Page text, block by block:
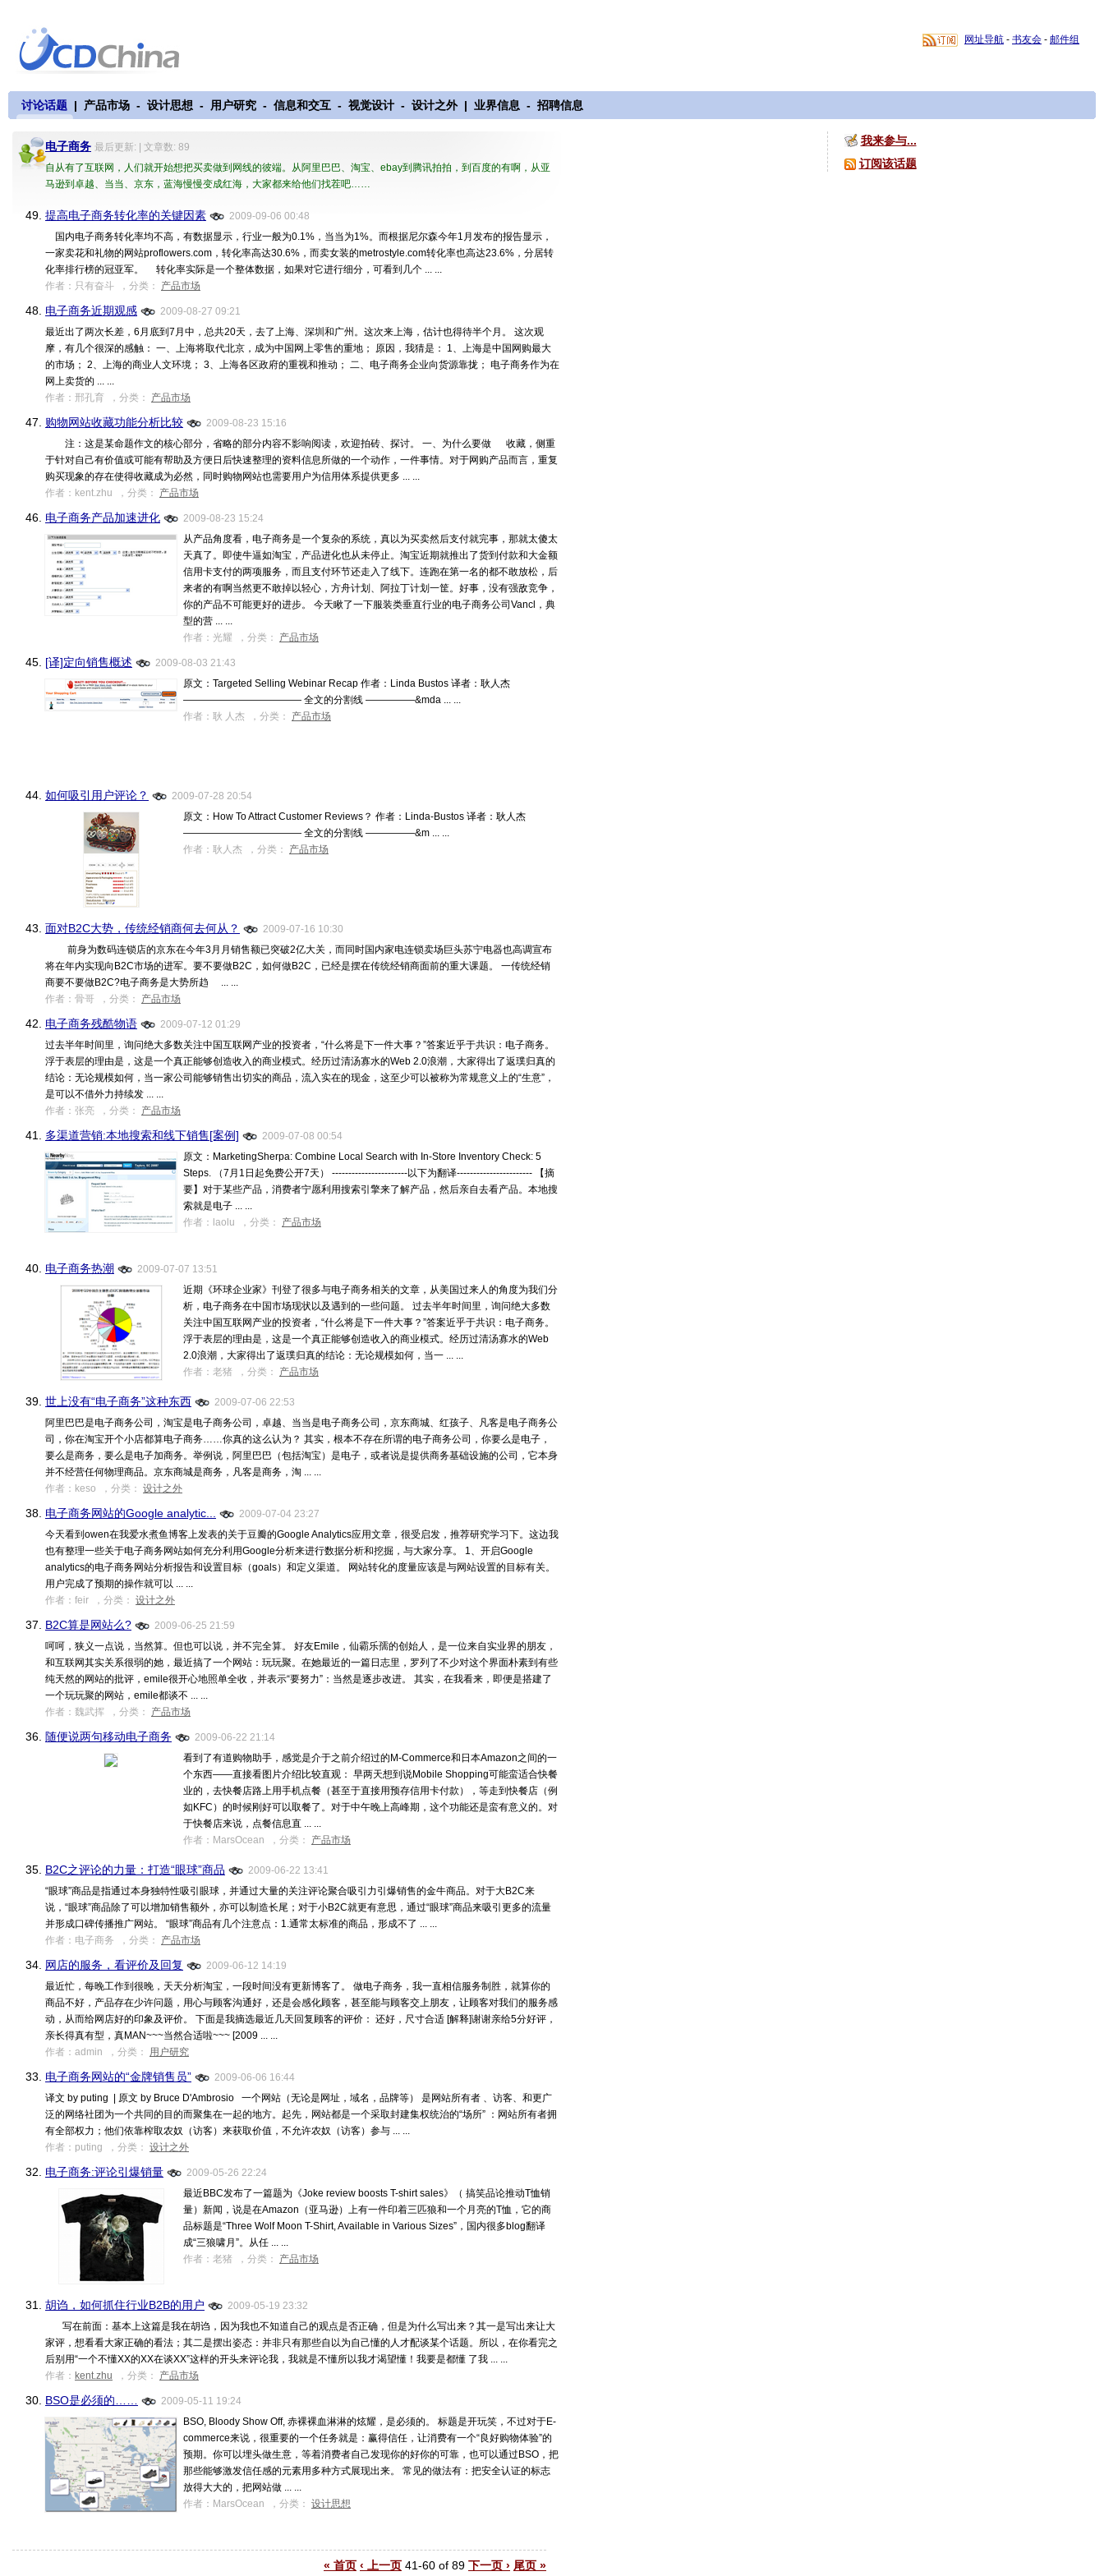
网址导航 - 书友会 - 邮件组
讨论话题 | 产品市场 - 设计思想 - 用户研究 - 信息和交互 - 视觉设计 - 设计之外 | 业界信息 - 招聘信息
电子商务 最后更新: | 文章数: 89
自从有了互联网，人们就开始想把买卖做到网线的彼端。从阿里巴巴、淘宝、ebay到腾讯拍拍，到百度的有啊，从亚
马逊到卓越、当当、京东，蓝海慢慢变成红海，大家都来给他们找茬吧……
49. 提高电子商务转化率的关键因素
2009-09-06 00:48
国内电子商务转化率均不高，有数据显示，行业一般为0.1%，当当为1%。而根据尼尔森今年1月发布的报告显示，
一家卖花和礼物的网站proflowers.com，转化率高达30.6%，而卖女装的metrostyle.com转化率也高达23.6%，分居转
化率排行榜的冠亚军。 转化率实际是一个整体数据，如果对它进行细分，可看到几个 ... ...
作者：只有奋斗 ，分类： 产品市场
48. 电子商务近期观感
2009-08-27 09:21
最近出了两次长差，6月底到7月中，总共20天，去了上海、深圳和广州。这次来上海，估计也得待半个月。 这次观
摩，有几个很深的感触： 一、上海将取代北京，成为中国网上零售的重地； 原因，我猜是： 1、上海是中国网购最大
的市场； 2、上海的商业人文环境； 3、上海各区政府的重视和推动； 二、电子商务企业向货源靠拢； 电子商务作为在
网上卖货的 ... ...
作者：邢孔育 ，分类： 产品市场
47. 购物网站收藏功能分析比较
2009-08-23 15:16
注：这是某命题作文的核心部分，省略的部分内容不影响阅读，欢迎拍砖、探讨。 一、为什么要做 收藏，侧重
于针对自己有价值或可能有帮助及方便日后快速整理的资料信息所做的一个动作，一件事情。对于网购产品而言，重复
购买现象的存在使得收藏成为必然，同时购物网站也需要用户为信用体系提供更多 ... ...
作者：kent.zhu ，分类： 产品市场
46. 电子商务产品加速进化
2009-08-23 15:24
从产品角度看，电子商务是一个复杂的系统，真以为买卖然后支付就完事，那就太傻太
天真了。即使牛逼如淘宝，产品进化也从未停止。淘宝近期就推出了货到付款和大金额
信用卡支付的两项服务，而且支付环节还走入了线下。连跑在第一名的都不敢放松，后
来者的有啊当然更不敢掉以轻心，方舟计划、阿拉丁计划一筐。好事，没有强敌竞争，
你的产品不可能更好的进步。 今天瞅了一下服装类垂直行业的电子商务公司Vancl，典
型的营 ... ...
作者：光耀 ，分类： 产品市场
45. [译]定向销售概述
2009-08-03 21:43
原文：Targeted Selling Webinar Recap 作者：Linda Bustos 译者：耿人杰
———————————— 全文的分割线 —————&mda ... ...
作者：耿 人杰 ，分类： 产品市场
44. 如何吸引用户评论？
2009-07-28 20:54
原文：How To Attract Customer Reviews？ 作者：Linda-Bustos 译者：耿人杰
———————————— 全文的分割线 —————&m ... ...
作者：耿人杰 ，分类： 产品市场
43. 面对B2C大势，传统经销商何去何从？
2009-07-16 10:30
前身为数码连锁店的京东在今年3月月销售额已突破2亿大关，而同时国内家电连锁卖场巨头苏宁电器也高调宣布
将在年内实现向B2C市场的进军。要不要做B2C，如何做B2C，已经是摆在传统经销商面前的重大课题。 一传统经销
商要不要做B2C?电子商务是大势所趋 ... ...
作者：骨哥 ，分类： 产品市场
42. 电子商务残酷物语
2009-07-12 01:29
过去半年时间里，询问绝大多数关注中国互联网产业的投资者，“什么将是下一件大事？”答案近乎于共识：电子商务。
浮于表层的理由是，这是一个真正能够创造收入的商业模式。经历过清汤寡水的Web 2.0浪潮，大家得出了返璞归真的
结论：无论规模如何，当一家公司能够销售出切实的商品，流入实在的现金，这至少可以被称为常规意义上的“生意”，
是可以不借外力持续发 ... ...
作者：张亮 ，分类： 产品市场
41. 多渠道营销:本地搜索和线下销售[案例]
2009-07-08 00:54
原文：MarketingSherpa: Combine Local Search with In-Store Inventory Check: 5
Steps. （7月1日起免费公开7天） -----------------------以下为翻译----------------------- 【摘
要】对于某些产品，消费者宁愿利用搜索引擎来了解产品，然后亲自去看产品。本地搜
索就是电子 ... ...
作者：laolu ，分类： 产品市场
40. 电子商务热潮
2009-07-07 13:51
近期《环球企业家》刊登了很多与电子商务相关的文章，从美国过来人的角度为我们分
析，电子商务在中国市场现状以及遇到的一些问题。 过去半年时间里，询问绝大多数
关注中国互联网产业的投资者，“什么将是下一件大事？”答案近乎于共识：电子商务。
浮于表层的理由是，这是一个真正能够创造收入的商业模式。经历过清汤寡水的Web
2.0浪潮，大家得出了返璞归真的结论：无论规模如何，当一 ... ...
作者：老猪 ，分类： 产品市场
39. 世上没有“电子商务”这种东西
2009-07-06 22:53
阿里巴巴是电子商务公司，淘宝是电子商务公司，卓越、当当是电子商务公司，京东商城、红孩子、凡客是电子商务公
司，你在淘宝开个小店都算电子商务……你真的这么认为？ 其实，根本不存在所谓的电子商务公司，你要么是电子，
要么是商务，要么是电子加商务。举例说，阿里巴巴（包括淘宝）是电子，或者说是提供商务基础设施的公司，它本身
并不经营任何物理商品。京东商城是商务，凡客是商务，淘 ... ...
作者：keso ，分类： 设计之外
38. 电子商务网站的Google analytic...
2009-07-04 23:27
今天看到owen在我爱水煮鱼博客上发表的关于豆瓣的Google Analytics应用文章，很受启发，推荐研究学习下。这边我
也有整理一些关于电子商务网站如何充分利用Google分析来进行数据分析和挖掘，与大家分享。 1、开启Google
analytics的电子商务网站分析报告和设置目标（goals）和定义渠道。 网站转化的度量应该是与网站设置的目标有关。
用户完成了预期的操作就可以 ... ...
作者：feir ，分类： 设计之外
37. B2C算是网站么?
2009-06-25 21:59
呵呵，狭义一点说，当然算。但也可以说，并不完全算。 好友Emile，仙霸乐孺的创始人，是一位来自实业界的朋友，
和互联网其实关系很弱的她，最近搞了一个网站：玩玩聚。在她最近的一篇日志里，罗列了不少对这个界面朴素到有些
纯天然的网站的批评，emile很开心地照单全收，并表示“要努力”：当然是逐步改进。 其实，在我看来，即便是搭建了
一个玩玩聚的网站，emile都谈不 ... ...
作者：魏武挥 ，分类： 产品市场
36. 随便说两句移动电子商务
2009-06-22 21:14
看到了有道购物助手，感觉是介于之前介绍过的M-Commerce和日本Amazon之间的一
个东西——直接看图片介绍比较直观： 早两天想到说Mobile Shopping可能蛮适合快餐
业的，去快餐店路上用手机点餐（甚至于直接用预存信用卡付款），等走到快餐店（例
如KFC）的时候刚好可以取餐了。对于中午晚上高峰期，这个功能还是蛮有意义的。对
于快餐店来说，点餐信息直 ... ...
作者：MarsOcean ，分类： 产品市场
35. B2C之评论的力量：打造“眼球”商品
2009-06-22 13:41
“眼球”商品是指通过本身独特性吸引眼球，并通过大量的关注评论聚合吸引力引爆销售的金牛商品。对于大B2C来
说，“眼球”商品除了可以增加销售额外，亦可以制造长尾；对于小B2C就更有意思，通过“眼球”商品来吸引更多的流量
并形成口碑传播推广网站。 “眼球”商品有几个注意点：1.通常太标准的商品，形成不了 ... ...
作者：电子商务 ，分类： 产品市场
34. 网店的服务，看评价及回复
2009-06-12 14:19
最近忙，每晚工作到很晚，天天分析淘宝，一段时间没有更新博客了。 做电子商务，我一直相信服务制胜，就算你的
商品不好，产品存在少许问题，用心与顾客沟通好，还是会感化顾客，甚至能与顾客交上朋友，让顾客对我们的服务感
动，从而给网店好的印象及评价。 下面是我摘选最近几天回复顾客的评价： 还好，尺寸合适 [解释]谢谢亲给5分好评，
亲长得真有型，真MAN~~~当然合适啦~~~ [2009 ... ...
作者：admin ，分类： 用户研究
33. 电子商务网站的“金牌销售员”
2009-06-06 16:44
译文 by puting | 原文 by Bruce D'Ambrosio 一个网站（无论是网址，域名，品牌等） 是网站所有者 、访客、和更广
泛的网络社团为一个共同的目的而聚集在一起的地方。起先，网站都是一个采取封建集权统治的“场所” ：网站所有者拥
有全部权力；他们依靠榨取农奴（访客）来获取价值，不允许农奴（访客）参与 ... ...
作者：puting ，分类： 设计之外
32. 电子商务:评论引爆销量
2009-05-26 22:24
最近BBC发布了一篇题为《Joke review boosts T-shirt sales》（ 搞笑品论推动T恤销
量）新闻，说是在Amazon（亚马逊）上有一件印着三匹狼和一个月亮的T恤，它的商
品标题是“Three Wolf Moon T-Shirt, Available in Various Sizes”，国内很多blog翻译
成“三狼啸月”。从任 ... ...
作者：老猪 ，分类： 产品市场
31. 胡诌，如何抓住行业B2B的用户
2009-05-19 23:32
写在前面：基本上这篇是我在胡诌，因为我也不知道自己的观点是否正确，但是为什么写出来？其一是写出来让大
家评，想看看大家正确的看法；其二是摆出姿态：并非只有那些自以为自己懂的人才配谈某个话题。所以，在你看完之
后别用“一个不懂XX的XX在谈XX”这样的开头来评论我，我就是不懂所以我才渴望懂！我要是都懂 了我 ... ...
作者： kent.zhu ，分类： 产品市场
30. BSO是必须的……
2009-05-11 19:24
BSO, Bloody Show Off, 赤裸裸血淋淋的炫耀，是必须的。 标题是开玩笑，不过对于E-
commerce来说，很重要的一个任务就是：赢得信任，让消费有一个“良好购物体验”的
预期。你可以埋头做生意，等着消费者自己发现你的好你的可靠，也可以通过BSO，把
那些能够激发信任感的元素用多种方式展现出来。 常见的做法有：把安全认证的标志
放得大大的，把网站做 ... ...
作者：MarsOcean ，分类： 设计思想
« 首页 ‹ 上一页 41-60 of 89 下一页 › 尾页 »
我来参与...
订阅该话题